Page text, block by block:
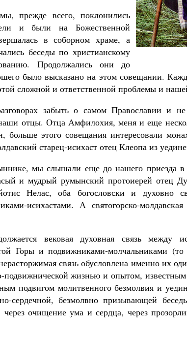
прежде всего, поклонились
и были на Божественной
в соборном храме, а
беседы по христианскому
Продолжались они до
было высказано на этом совещании.
сложной и ответственной проблемы и
забыть о самом Православии и
отцы. Отца Амфилохия, меня и еще
больше этого совещания интересовали
старец-исихаст отец Клеопа из
мы слышали еще до нашего приезда
и мудрый румынский протоиерей отец
Нелас, оба богословски и духовно
исихастами. А святогорско-
вековая духовная связь между
Горы и подвижниками-молчальниками
связь обусловлена именно их
подвижнической жизнью и опытом,
подвигом молитвенного безмолвия и
сердечной, безмолвно призывающей
очищение ума и сердца, через